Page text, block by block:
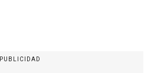
PUBLICIDAD